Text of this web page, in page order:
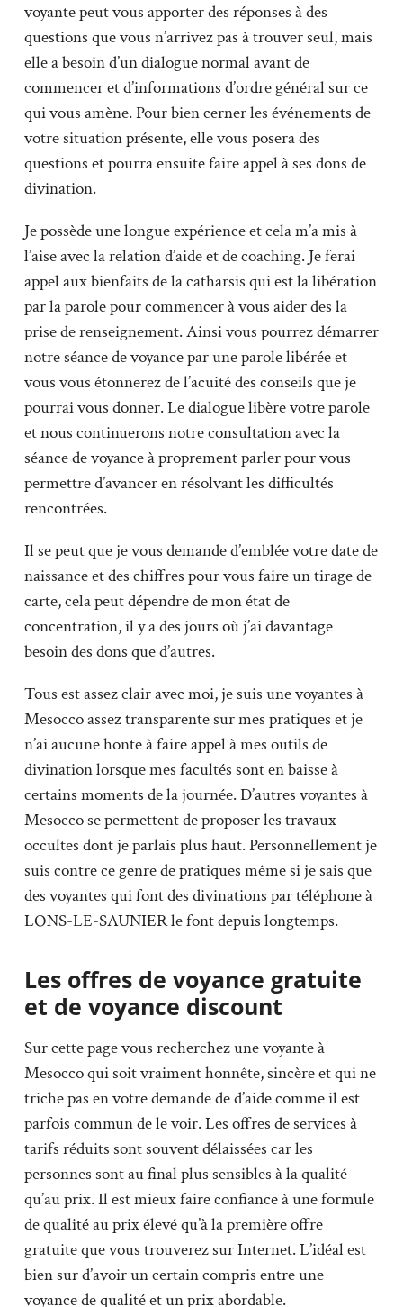
voyante peut vous apporter des réponses à des
questions que vous n’arrivez pas à trouver seul, mais
elle a besoin d’un dialogue normal avant de
commencer et d’informations d’ordre général sur ce
qui vous amène. Pour bien cerner les événements de
votre situation présente, elle vous posera des
questions et pourra ensuite faire appel à ses dons de
divination.
Je possède une longue expérience et cela m’a mis à
l’aise avec la relation d’aide et de coaching. Je ferai
appel aux bienfaits de la catharsis qui est la libération
par la parole pour commencer à vous aider des la
prise de renseignement. Ainsi vous pourrez démarrer
notre séance de voyance par une parole libérée et
vous vous étonnerez de l’acuité des conseils que je
pourrai vous donner. Le dialogue libère votre parole
et nous continuerons notre consultation avec la
séance de voyance à proprement parler pour vous
permettre d’avancer en résolvant les difficultés
rencontrées.
Il se peut que je vous demande d’emblée votre date de
naissance et des chiffres pour vous faire un tirage de
carte, cela peut dépendre de mon état de
concentration, il y a des jours où j’ai davantage
besoin des dons que d’autres.
Tous est assez clair avec moi, je suis une voyantes à
Mesocco assez transparente sur mes pratiques et je
n’ai aucune honte à faire appel à mes outils de
divination lorsque mes facultés sont en baisse à
certains moments de la journée. D’autres voyantes à
Mesocco se permettent de proposer les travaux
occultes dont je parlais plus haut. Personnellement je
suis contre ce genre de pratiques même si je sais que
des voyantes qui font des divinations par téléphone à
LONS-LE-SAUNIER le font depuis longtemps.
Les offres de voyance gratuite
et de voyance discount
Sur cette page vous recherchez une voyante à
Mesocco qui soit vraiment honnête, sincère et qui ne
triche pas en votre demande de d’aide comme il est
parfois commun de le voir. Les offres de services à
tarifs réduits sont souvent délaissées car les
personnes sont au final plus sensibles à la qualité
qu’au prix. Il est mieux faire confiance à une formule
de qualité au prix élevé qu’à la première offre
gratuite que vous trouverez sur Internet. L’idéal est
bien sur d’avoir un certain compris entre une
voyance de qualité et un prix abordable.